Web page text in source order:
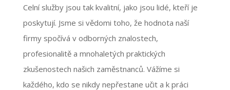
Celní služby jsou tak kvalitní, jako jsou lidé, kteří je
poskytují. Jsme si vědomi toho, že hodnota naší
firmy spočívá v odborných znalostech,
profesionalitě a mnohaletých praktických
zkušenostech našich zaměstnanců. Vážíme si
každého, kdo se nikdy nepřestane učit a k práci